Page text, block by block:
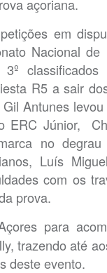
açoriana.
em
Nacional
classificados
R5 a sair
Antunes
ERC Júnior,
no
Luís
com os
prova.
para
trazendo até
deste evento.